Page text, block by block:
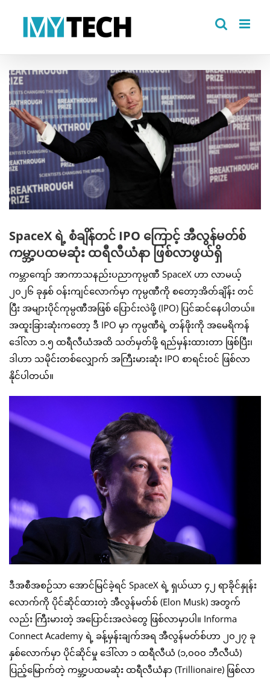
View
Larger
Image
SpaceX ရဲ့ စံချိန်တင် IPO ကြောင့် အီလွန်မတ်စ်
ကမ္ဘာ့ပထမဆုံး ထရီလီယံနာ ဖြစ်လာဖွယ်ရှိ
ကမ္ဘာကျော် အာကာသနည်းပညာကုမ္ပဏီ SpaceX ဟာ လာမယ့်
၂၀၂၆ ခုနှစ် ဝန်းကျင်လောက်မှာ ကုမ္ပဏီကို စတော့အိတ်ချိန်း တင်
ပြီး အများပိုင်ကုမ္ပဏီအဖြစ် ပြောင်းလဲဖို့ (IPO) ပြင်ဆင်နေပါတယ်။
အထူးခြားဆုံးကတော့ ဒီ IPO မှာ ကုမ္ပဏီရဲ့ တန်ဖိုးကို အမေရိကန်
ဒေါ်လာ ၁.၅ ထရီလီယံအထိ သတ်မှတ်ဖို့ ရည်မှန်းထားတာ ဖြစ်ပြီး၊
ဒါဟာ သမိုင်းတစ်လျှောက် အကြီးမားဆုံး IPO စာရင်းဝင် ဖြစ်လာ
နိုင်ပါတယ်။
ဒီအစီအစဉ်သာ အောင်မြင်ခဲ့ရင် SpaceX ရဲ့ ရှယ်ယာ ၄၂ ရာခိုင်နှုန်း
လောက်ကို ပိုင်ဆိုင်ထားတဲ့ အီလွန်မတ်စ် (Elon Musk) အတွက်
လည်း ကြီးမားတဲ့ အပြောင်းအလဲတွေ ဖြစ်လာမှာပါ။ Informa
Connect Academy ရဲ့ ခန့်မှန်းချက်အရ အီလွန်မတ်စ်ဟာ ၂၀၂၇ ခု
နှစ်လောက်မှာ ပိုင်ဆိုင်မှု ဒေါ်လာ ၁ ထရီလီယံ (၁,၀၀၀ ဘီလီယံ)
ပြည့်မြောက်တဲ့ ကမ္ဘာ့ပထမဆုံး ထရီလီယံနာ (Trillionaire) ဖြစ်လာ